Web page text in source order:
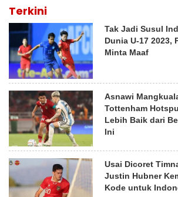
Terkini
Tak Jadi Susul
Dunia U-17 2023,
Minta Maaf
Asnawi
Tottenham
Lebih Baik dari
Ini
Usai Dicoret
Justin Hubner
Kode untuk